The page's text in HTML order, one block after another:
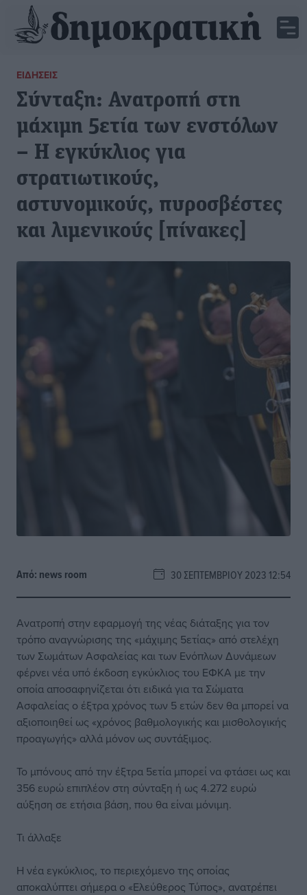
ΕΙΔΉΣΕΙΣ
Σύνταξη: Ανατροπή στη
μάχιμη 5ετία των ενστόλων
– Η εγκύκλιος για
στρατιωτικούς,
αστυνομικούς, πυροσβέστες
και λιμενικούς [πίνακες]
Από: news room 30 ΣΕΠΤΕΜΒΡΊΟΥ 2023 12:54
Ανατροπή στην εφαρμογή της νέας διάταξης για τον
τρόπο αναγνώρισης της «μάχιμης 5ετίας» από στελέχη
των Σωμάτων Ασφαλείας και των Ενόπλων Δυνάμεων
φέρνει νέα υπό έκδοση εγκύκλιος του ΕΦΚΑ με την
οποία αποσαφηνίζεται ότι ειδικά για τα Σώματα
Ασφαλείας ο έξτρα χρόνος των 5 ετών δεν θα μπορεί να
αξιοποιηθεί ως «χρόνος βαθμολογικής και μισθολογικής
προαγωγής» αλλά μόνον ως συντάξιμος.
Το μπόνους από την έξτρα 5ετία μπορεί να φτάσει ως και
356 ευρώ επιπλέον στη σύνταξη ή ως 4.272 ευρώ
αύξηση σε ετήσια βάση, που θα είναι μόνιμη.
Τι άλλαξε
Η νέα εγκύκλιος, το περιεχόμενο της οποίας
αποκαλύπτει σήμερα ο «Ελεύθερος Τύπος», ανατρέπει